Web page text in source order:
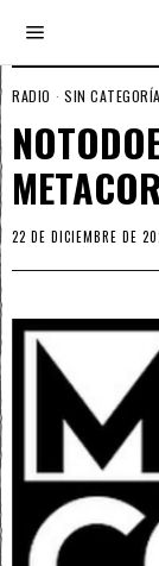
RADIO · SIN CATEGORÍA
22 DE DICIEMBRE DE